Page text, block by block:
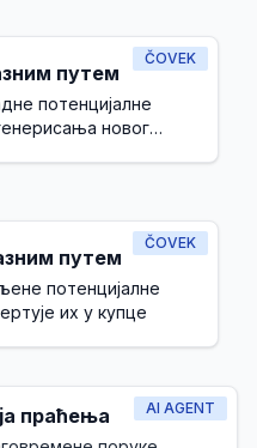
ČOVEK
путем
потенцијалне
новог
ČOVEK
путем
потенцијалне
их у купце
AI AGENT
праћења